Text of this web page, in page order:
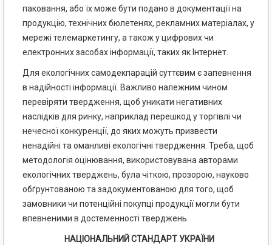
паковання, або їх може бути подано в документації на
продукцію, технічних бюлетенях, рекламних матеріалах, у
мережі телемаркетингу, а також у цифрових чи
електронних засобах інформації, таких як Інтернет.
Для екологічних самодекпарацій суттєвим є запевнення
в надійності інформації. Важливо належним чином
перевіряти твердження, щоб уникати негативних
наслідків для ринку, наприклад перешкод у торгівлі чи
нечесної конкуренції, до яких можуть призвести
ненадійні та оманливі екологічні твердження. Треба, щоб
методологія оцінювання, використовувана авторами
екологічних тверджень, була чіткою, прозорою, науково
обґрунтованою та задокументованою для того, щоб
замовники чи потенційні покупці продукції могли бути
впевненими в достеменності тверджень.
НАЦІОНАЛЬНИЙ СТАНДАРТ УКРАЇНИ